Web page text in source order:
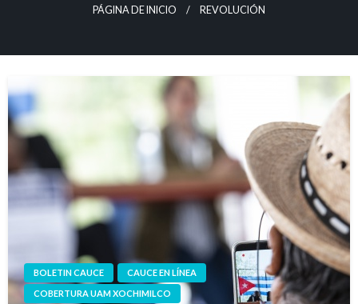
PÁGINA DE INICIO REVOLUCIÓN
BOLETIN CAUCE
CAUCE EN LÍNEA
COBERTURA UAM XOCHIMILCO